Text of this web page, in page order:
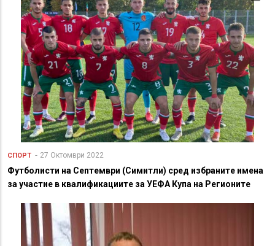
СПОРТ 27 Октомври 2022
Футболисти на Септември (Симитли) сред избраните имена
за участие в квалификациите за УЕФА Купа на Регионите